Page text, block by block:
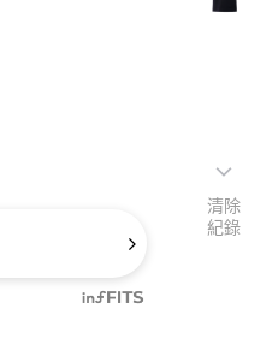
清除
紀錄